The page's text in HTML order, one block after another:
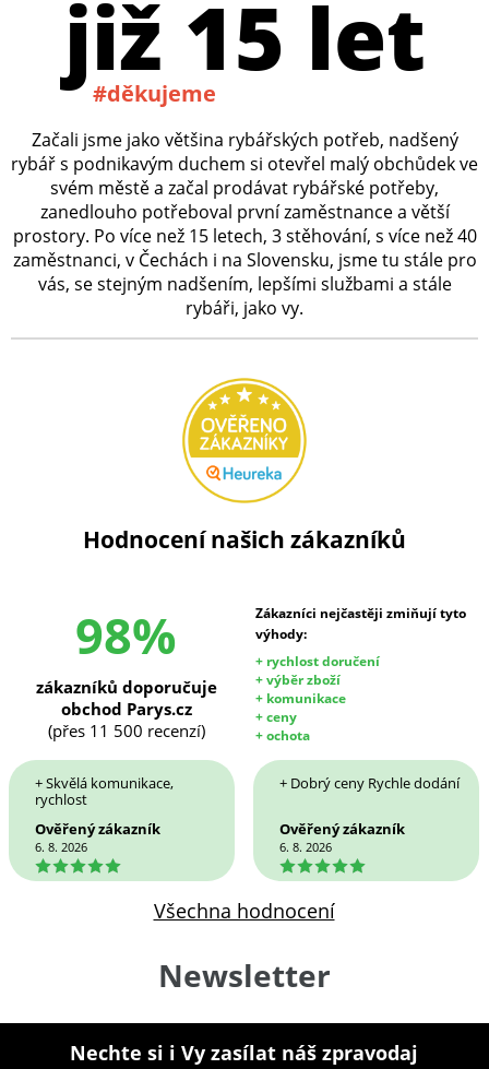
již 15 let
#děkujeme
Začali jsme jako většina rybářských potřeb, nadšený
rybář s podnikavým duchem si otevřel malý obchůdek ve
svém městě a začal prodávat rybářské potřeby,
zanedlouho potřeboval první zaměstnance a větší
prostory. Po více než 15 letech, 3 stěhování, s více než 40
zaměstnanci, v Čechách i na Slovensku, jsme tu stále pro
vás, se stejným nadšením, lepšími službami a stále
rybáři, jako vy.
Hodnocení našich zákazníků
98%
Zákazníci nejčastěji zmiňují tyto
výhody:
+ rychlost doručení
+ výběr zboží
+ komunikace
+ ceny
+ ochota
zákazníků doporučuje
obchod Parys.cz
(přes 11 500 recenzí)
+ Skvělá komunikace,
rychlost
Ověřený zákazník
6. 8. 2026
5
+ Dobrý ceny Rychle dodání
Ověřený zákazník
6. 8. 2026
5
Všechna hodnocení
Newsletter
Nechte si i Vy zasílat náš zpravodaj